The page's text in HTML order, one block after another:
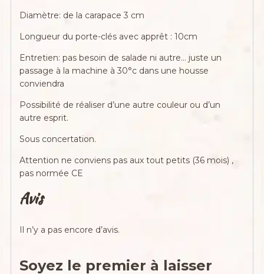
Diamètre: de la carapace 3 cm
Longueur du porte-clés avec apprêt : 10cm
Entretien: pas besoin de salade ni autre… juste un
passage à la machine à 30°c dans une housse
conviendra
Possibilité de réaliser d’une autre couleur ou d’un
autre esprit.
Sous concertation.
Attention ne conviens pas aux tout petits (36 mois) ,
pas normée CE
Avis
Il n’y a pas encore d’avis.
Soyez le premier à laisser